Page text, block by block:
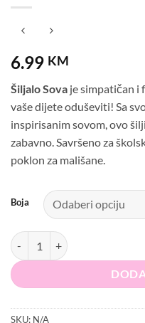
6.99 KM
Šiljalo Sova je simpatičan i
vaše dijete oduševiti! Sa
inspirisanim sovom, ovo
zabavno. Savršeno za
poklon za mališane.
Boja
Šiljalo Sova količina
SKU: N/A